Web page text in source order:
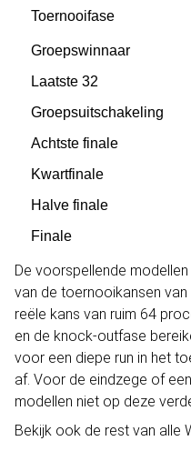
Toernooifase
Groepswinnaar
Laatste 32
Groepsuitschakeling
Achtste finale
Kwartfinale
Halve finale
Finale
De voorspellende
van de toernooikansen
reële kans van ruim 64
en de knock-outfase
voor een diepe run in het
af. Voor de eindzege of
modellen niet op deze
Bekijk ook de rest van alle